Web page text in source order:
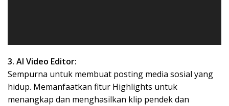
3. AI Video Editor:
Sempurna untuk membuat posting media sosial yang
hidup. Memanfaatkan fitur Highlights untuk
menangkap dan menghasilkan klip pendek dan